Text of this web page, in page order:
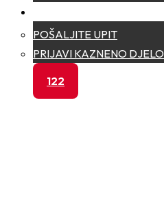
POŠALJITE UPIT
PRIJAVI KAZNENO DJELO
122